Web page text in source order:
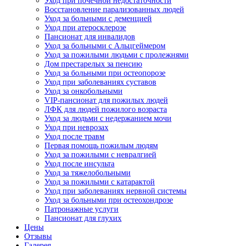
Восстановление парализованных людей
Уход за больными с деменцией
Уход при атеросклерозе
Пансионат для инвалидов
Уход за больными с Альцгеймером
Уход за пожилыми людьми с пролежнями
Дом престарелых за пенсию
Уход за больными при остеопорозе
Уход при заболеваниях суставов
Уход за онкобольными
VIP-пансионат для пожилых людей
ЛФК для людей пожилого возраста
Уход за людьми с недержанием мочи
Уход при неврозах
Уход после травм
Первая помощь пожилым людям
Уход за пожилыми с невралгией
Уход после инсульта
Уход за тяжелобольными
Уход за пожилыми с катарактой
Уход при заболеваниях нервной системы
Уход за больными при остеохондрозе
Патронажные услуги
Пансионат для глухих
Цены
Отзывы